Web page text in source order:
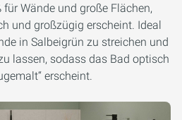
Wände und große Flächen,
und großzügig erscheint. Ideal
in Salbeigrün zu streichen und
lassen, sodass das Bad optisch
erscheint.